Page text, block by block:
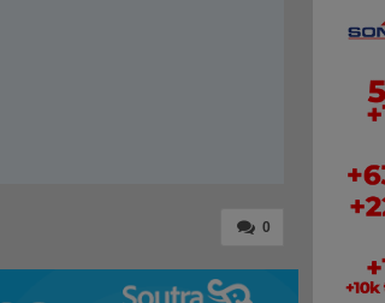
0